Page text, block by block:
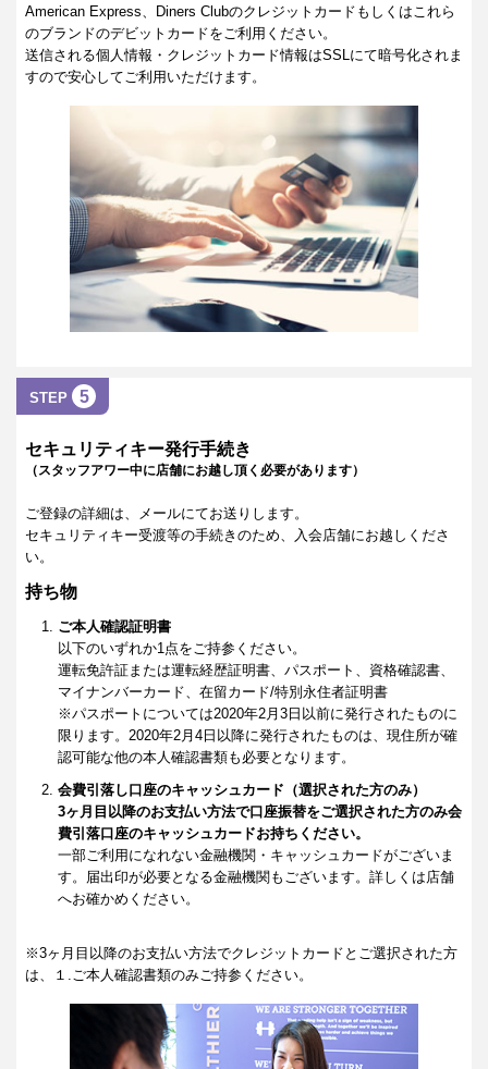
American Express、Diners Clubのクレジットカードもしくはこれら
のブランドのデビットカードをご利用ください。
送信される個人情報・クレジットカード情報はSSLにて暗号化されま
すので安心してご利用いただけます。
STEP 5
セキュリティキー発行手続き
（スタッフアワー中に店舗にお越し頂く必要があります）
ご登録の詳細は、メールにてお送りします。
セキュリティキー受渡等の手続きのため、入会店舗にお越しくださ
い。
持ち物
ご本人確認証明書
以下のいずれか1点をご持参ください。
運転免許証または運転経歴証明書、パスポート、資格確認書、
マイナンバーカード、在留カード/特別永住者証明書
※パスポートについては2020年2月3日以前に発行されたものに
限ります。2020年2月4日以降に発行されたものは、現住所が確
認可能な他の本人確認書類も必要となります。
会費引落し口座のキャッシュカード（選択された方のみ）
3ヶ月目以降のお支払い方法で口座振替をご選択された方のみ会
費引落口座のキャッシュカードお持ちください。
一部ご利用になれない金融機関・キャッシュカードがございま
す。届出印が必要となる金融機関もございます。詳しくは店舗
へお確かめください。
※3ヶ月目以降のお支払い方法でクレジットカードとご選択された方
は、１.ご本人確認書類のみご持参ください。